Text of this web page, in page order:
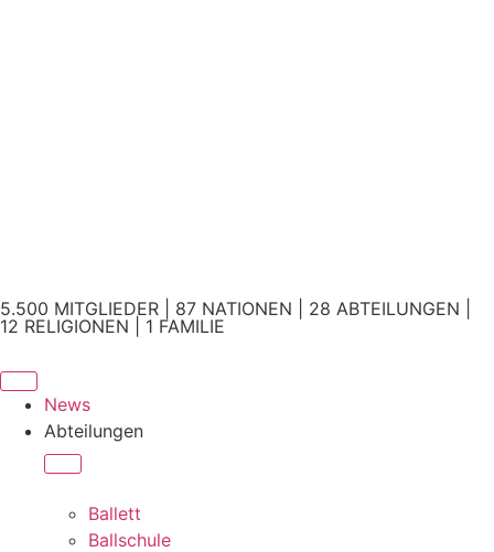
5.500 MITGLIEDER | 87 NATIONEN | 28 ABTEILUNGEN |
12 RELIGIONEN | 1 FAMILIE
News
Abteilungen
Ballett
Ballschule